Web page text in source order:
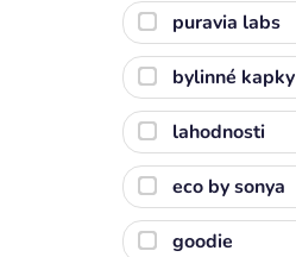
puravia labs
bylinné kapky
lahodnosti
eco by sonya
goodie